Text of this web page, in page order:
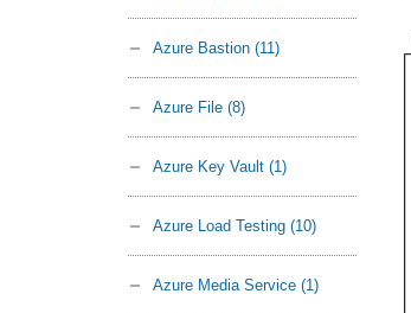
Azure Bastion (11)
Azure File (8)
Azure Key Vault (1)
Azure Load Testing (10)
Azure Media Service (1)